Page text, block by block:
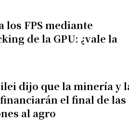
los FPS mediante
de la GPU: ¿vale la
dijo que la minería y
el final de las
al agro